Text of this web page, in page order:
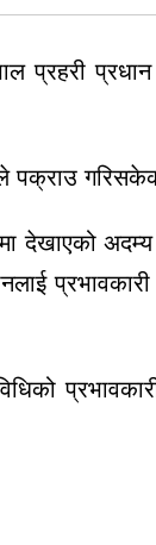
प्रहरी
पक्राउ
देखाएको
प्रभावकारी